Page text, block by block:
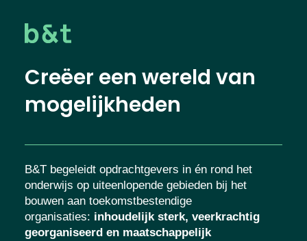
Creëer een wereld van
mogelijkheden
B&T begeleidt opdrachtgevers in én rond het
onderwijs op uiteenlopende gebieden bij het
bouwen aan toekomstbestendige
organisaties: inhoudelijk sterk, veerkrachtig
georganiseerd en maatschappelijk